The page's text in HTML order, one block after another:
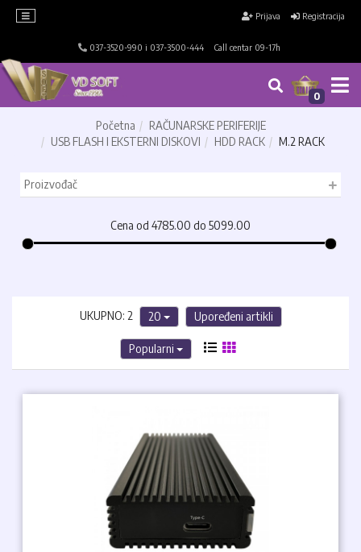
037-3520-990 i 037-3500-444 Call centar 09-17h
Prijava Registracija
0
Početna
RAČUNARSKE PERIFERIJE
USB FLASH I EKSTERNI DISKOVI
HDD RACK M.2 RACK
Proizvođač
Cena od 4785.00 do 5099.00
UKUPNO: 2 20 Upoređeni artikli
Popularni